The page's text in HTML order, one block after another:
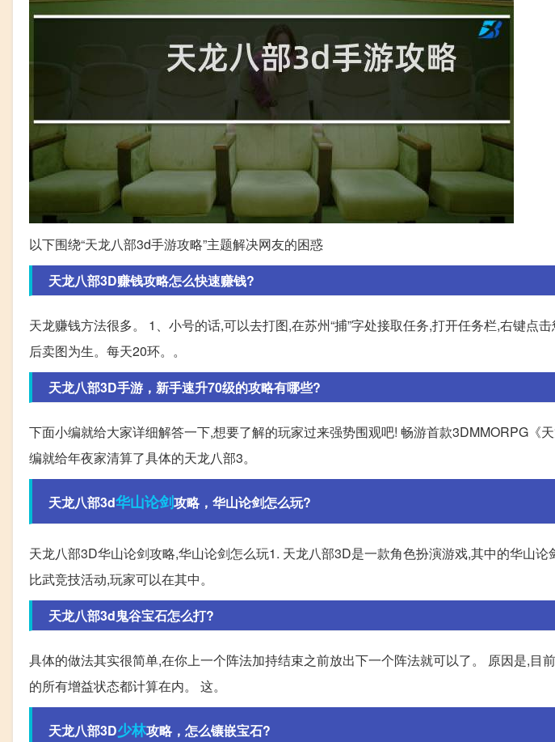
以下围绕“天龙八部3d手游攻略”主题解决网友的困惑
天龙八部3D赚钱攻略怎么快速赚钱?
天龙赚钱方法很多。 1、小号的话,可以去打图,在苏州“捕”字处接取任务,打开任务栏,右键点
后卖图为生。每天20环。。
天龙八部3D手游，新手速升70级的攻略有哪些?
下面小编就给大家详细解答一下,想要了解的玩家过来强势围观吧! 畅游首款3DMMORPG《
编就给年夜家清算了具体的天龙八部3。
天龙八部3d华山论剑攻略，华山论剑怎么玩?
天龙八部3D华山论剑攻略,华山论剑怎么玩1. 天龙八部3D是一款角色扮演游戏,其中的华山
比武竞技活动,玩家可以在其中。
天龙八部3d鬼谷宝石怎么打?
具体的做法其实很简单,在你上一个阵法加持结束之前放出下一个阵法就可以了。 原因是,目
的所有增益状态都计算在内。 这。
天龙八部3D少林攻略，怎么镶嵌宝石?